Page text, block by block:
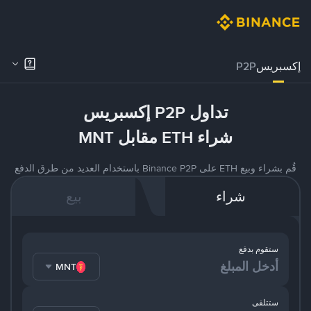
إكسبريسP2P
تداول P2P إكسبريس
شراء ETH مقابل MNT
قُم بشراء وبيع ETH على Binance P2P باستخدام العديد من طرق الدفع
شراء بيع
ستقوم بدفع
MNT
ستتلقى